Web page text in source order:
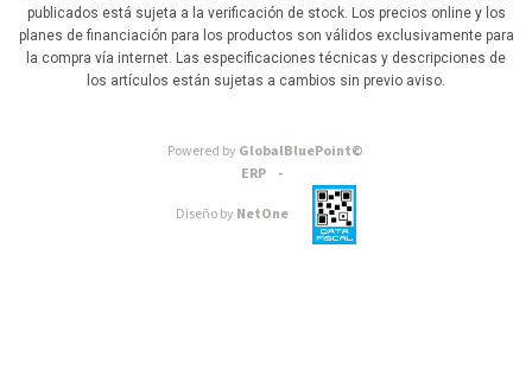
publicados está sujeta a la verificación de stock. Los precios online y los
planes de financiación para los productos son válidos exclusivamente para
la compra vía internet. Las especificaciones técnicas y descripciones de
los artículos están sujetas a cambios sin previo aviso.
Powered byGlobalBluePoint©
ERP -
Diseño byNetOne